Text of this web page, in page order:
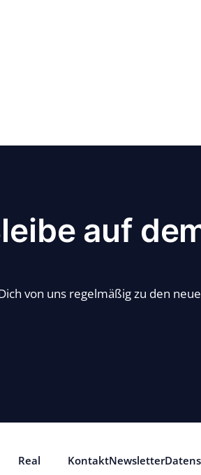
auf
von uns regelmäßig zu den
Real
KontaktNewsletter